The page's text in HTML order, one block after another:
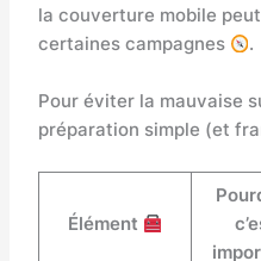
la couverture mobile
certaines campagnes
.
Pour éviter la mauvaise
préparation simple (et
Élément